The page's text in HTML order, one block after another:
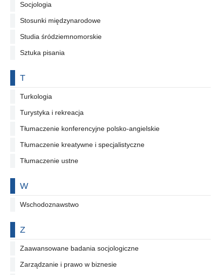
Socjologia
Stosunki międzynarodowe
Studia śródziemnomorskie
Sztuka pisania
Na literę
T
Turkologia
Turystyka i rekreacja
Tłumaczenie konferencyjne polsko-angielskie
Tłumaczenie kreatywne i specjalistyczne
Tłumaczenie ustne
Na literę
W
Wschodoznawstwo
Na literę
Z
Zaawansowane badania socjologiczne
Zarządzanie i prawo w biznesie